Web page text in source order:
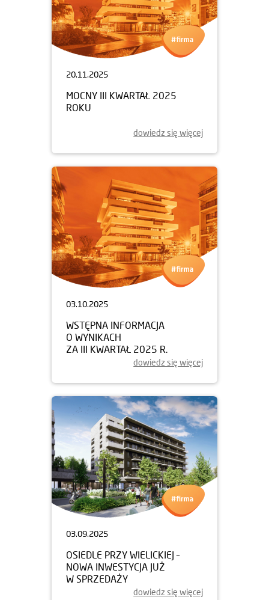
20.11.2025
MOCNY III KWARTAŁ 2025
ROKU
dowiedz się więcej
03.10.2025
WSTĘPNA INFORMACJA
O WYNIKACH
ZA III KWARTAŁ 2025 R.
dowiedz się więcej
03.09.2025
OSIEDLE PRZY WIELICKIEJ –
NOWA INWESTYCJA JUŻ
W SPRZEDAŻY
dowiedz się więcej